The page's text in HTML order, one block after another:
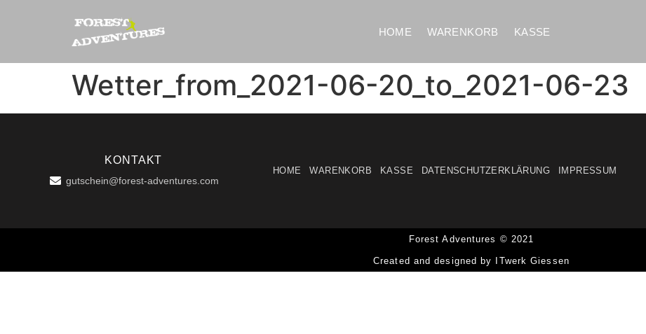
HOME WARENKORB KASSE
Wetter_from_2021-06-20_to_2021-06-23
KONTAKT
gutschein@forest-adventures.com
HOME WARENKORB KASSE DATENSCHUTZERKLÄRUNG IMPRESSUM
Forest Adventures © 2021
Created and designed by ITwerk Giessen